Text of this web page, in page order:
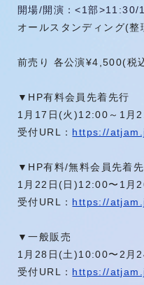
開場/開演：<1部
オールスタンディング(整
前売り 各公演¥4,500(税
▼HP有料会員先着先行
1月17日(火)12:00～1月
受付URL： https://
▼HP有料/無料会員先着
1月22日(日)12:00〜1月
受付URL： https://
▼一般販売
1月28日(土)10:00〜2月
受付URL： https://